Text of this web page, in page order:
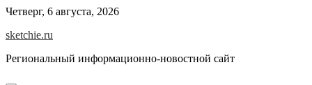
Skip
content
Четверг, 6 августа, 2026
sketchie.ru
Региональный информационно-новостной сайт